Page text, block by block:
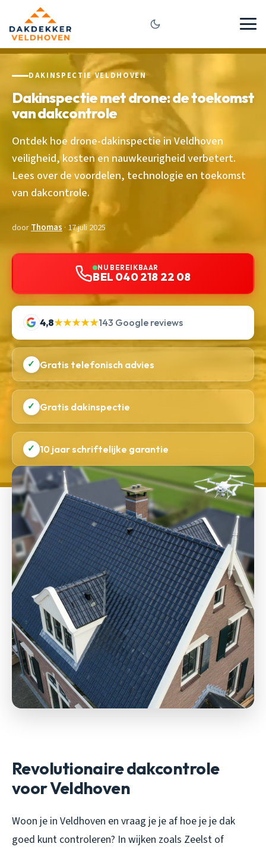
DAKINSPECTIE VELDHOVEN
Dakinspectie met drone: de toekomst
van dakcontrole
Ontdek hoe drone-dakinspectie in Veldhoven
veiligheid, kosten en nauwkeurigheid verbetert.
Lees over de voordelen, technologie en toekomst
van dakcontrole.
doorThomas · 17 juli 2025
NU BEREIKBAAR
BEL 040 218 22 08
4,8★★★★★143 Google reviews
✓ Gratis telefonisch advies
✓ Gratis dakinspectie
✓ 10 jaar schriftelijke garantie
Revolutionaire dakcontrole
voor Veldhoven
Woon je in Veldhoven en vraag je je af hoe je je dak
goed kunt controleren? In wijken zoals Zeelst of